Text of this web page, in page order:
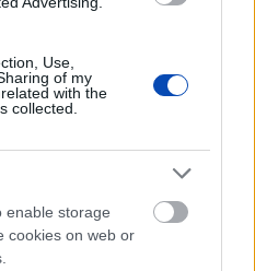
Use,
of my
with the
collected.
enable storage
cookies on web or
GALÉRIÁK